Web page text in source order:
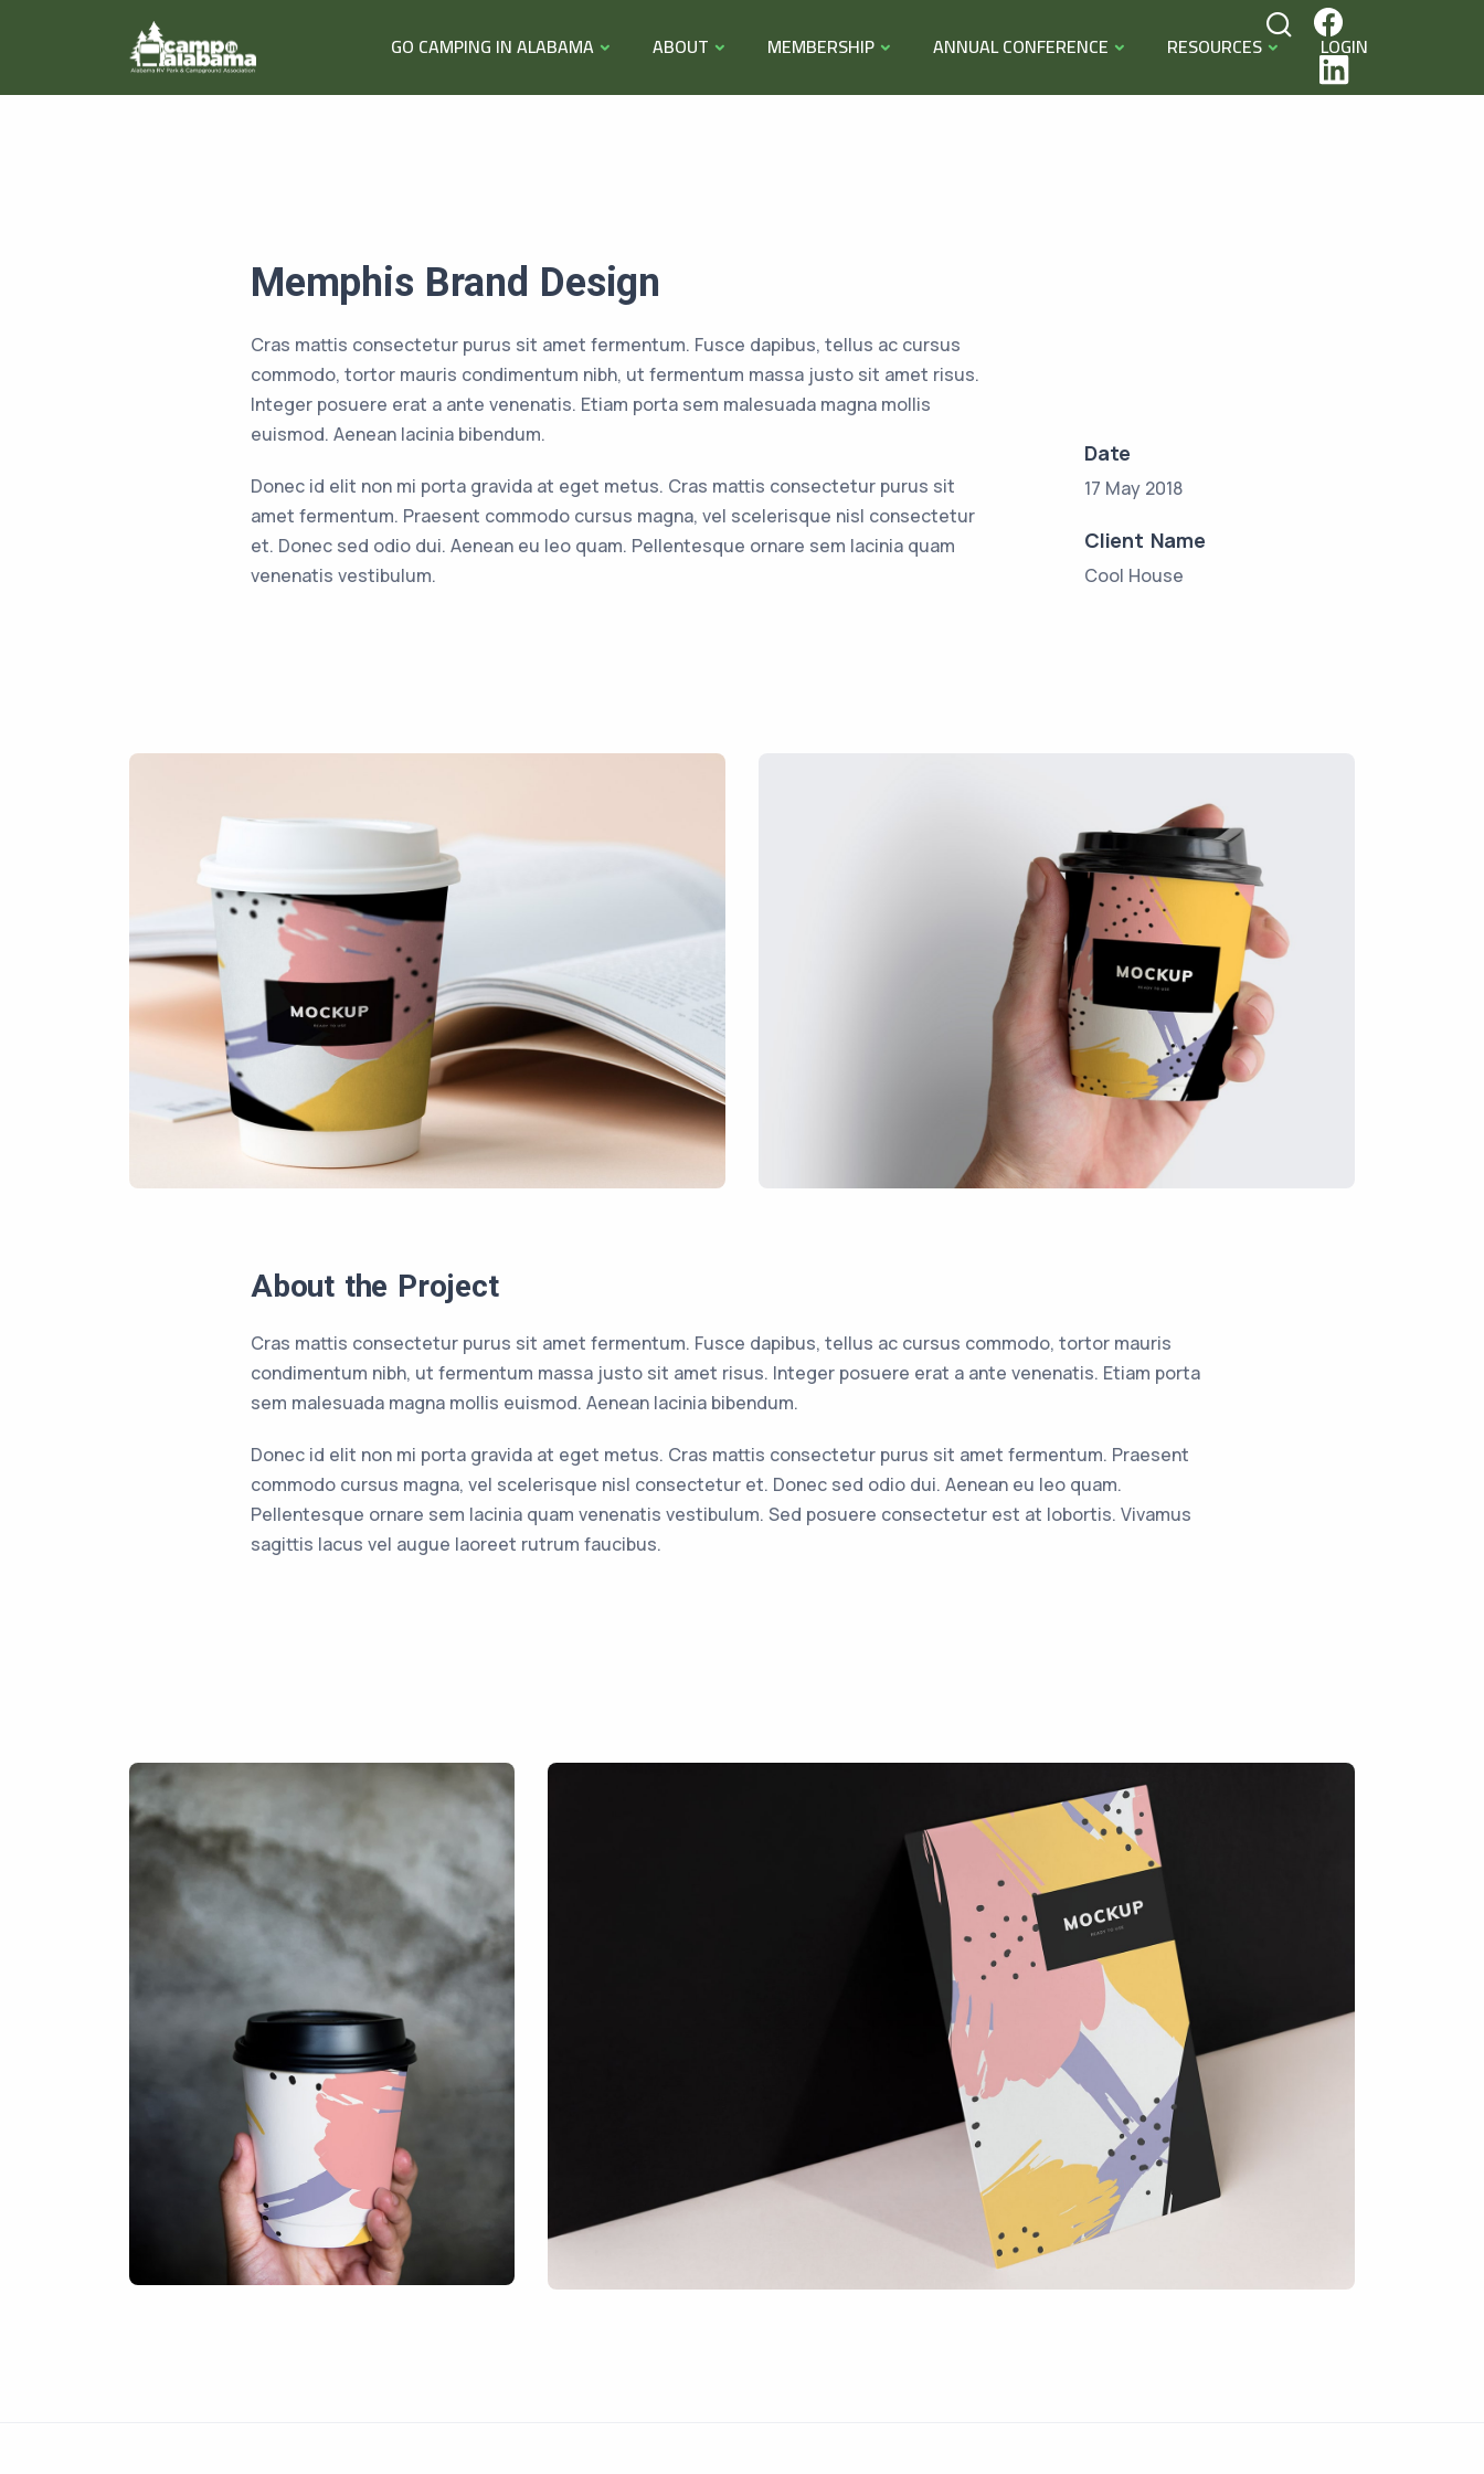
GO CAMPING IN ALABAMA ABOUT MEMBERSHIP ANNUAL CONFERENCE RESOURCES LOGIN
Memphis Brand Design
Cras mattis consectetur purus sit amet fermentum. Fusce dapibus, tellus ac cursus
commodo, tortor mauris condimentum nibh, ut fermentum massa justo sit amet risus.
Integer posuere erat a ante venenatis. Etiam porta sem malesuada magna mollis
euismod. Aenean lacinia bibendum.
Donec id elit non mi porta gravida at eget metus. Cras mattis consectetur purus sit
amet fermentum. Praesent commodo cursus magna, vel scelerisque nisl consectetur
et. Donec sed odio dui. Aenean eu leo quam. Pellentesque ornare sem lacinia quam
venenatis vestibulum.
Date
17 May 2018
Client Name
Cool House
About the Project
Cras mattis consectetur purus sit amet fermentum. Fusce dapibus, tellus ac cursus commodo, tortor mauris
condimentum nibh, ut fermentum massa justo sit amet risus. Integer posuere erat a ante venenatis. Etiam porta
sem malesuada magna mollis euismod. Aenean lacinia bibendum.
Donec id elit non mi porta gravida at eget metus. Cras mattis consectetur purus sit amet fermentum. Praesent
commodo cursus magna, vel scelerisque nisl consectetur et. Donec sed odio dui. Aenean eu leo quam.
Pellentesque ornare sem lacinia quam venenatis vestibulum. Sed posuere consectetur est at lobortis. Vivamus
sagittis lacus vel augue laoreet rutrum faucibus.